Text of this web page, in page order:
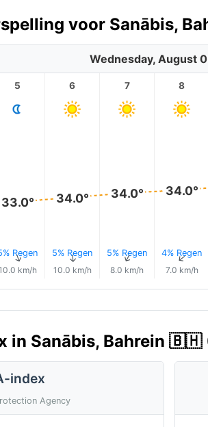
voor Sanābis,
Wednesday, August
5
33.0°
Regen
↑
km/h
6
34.0°
5% Regen
↑
10.0 km/h
7
34.0°
5% Regen
↑
8.0 km/h
8
34.0°
4% Regen
↑
7.0 km/h
in Sanābis, Bahrein 🇧🇭
index
Agency